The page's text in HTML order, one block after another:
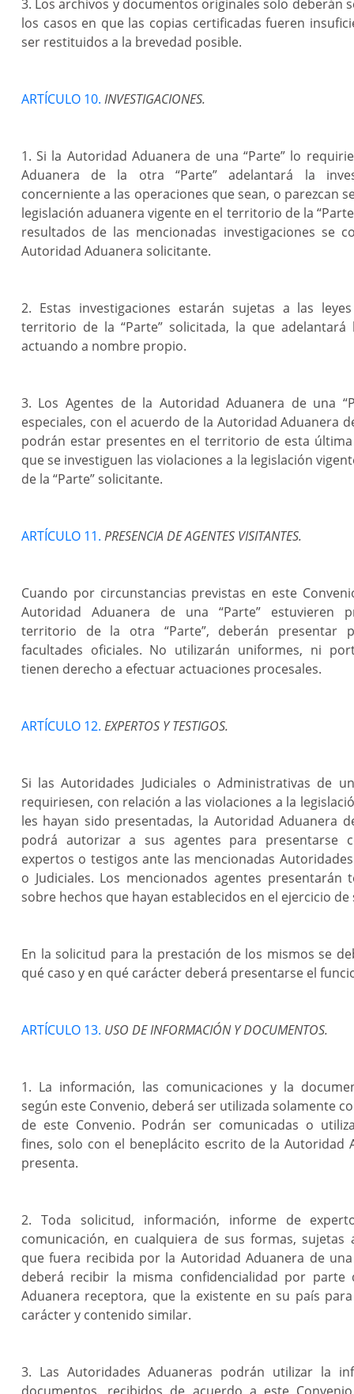
los casos en que las copias certificadas fueren
ser restituidos a la brevedad posible.
ARTÍCULO 10. INVESTIGACIONES.
1. Si la Autoridad Aduanera de una “Parte” lo
Aduanera de la otra “Parte” adelantará la
concerniente a las operaciones que sean, o parezcan
legislación aduanera vigente en el territorio de la
resultados de las mencionadas investigaciones se
Autoridad Aduanera solicitante.
2. Estas investigaciones estarán sujetas a las
territorio de la “Parte” solicitada, la que adelantará
actuando a nombre propio.
3. Los Agentes de la Autoridad Aduanera de una
especiales, con el acuerdo de la Autoridad Aduanera
podrán estar presentes en el territorio de esta
que se investiguen las violaciones a la legislación
de la “Parte” solicitante.
ARTÍCULO 11. PRESENCIA DE AGENTES VISITANTES.
Cuando por circunstancias previstas en este
Autoridad Aduanera de una “Parte” estuvieren
territorio de la otra “Parte”, deberán presentar
facultades oficiales. No utilizarán uniformes, ni
tienen derecho a efectuar actuaciones procesales.
ARTÍCULO 12. EXPERTOS Y TESTIGOS.
Si las Autoridades Judiciales o Administrativas de
requiriesen, con relación a las violaciones a la
les hayan sido presentadas, la Autoridad Aduanera
podrá autorizar a sus agentes para presentarse
expertos o testigos ante las mencionadas
o Judiciales. Los mencionados agentes presentarán
sobre hechos que hayan establecidos en el ejercicio de
En la solicitud para la prestación de los mismos se
qué caso y en qué carácter deberá presentarse el
ARTÍCULO 13. USO DE INFORMACIÓN Y DOCUMENTOS.
1. La información, las comunicaciones y la
según este Convenio, deberá ser utilizada solamente
de este Convenio. Podrán ser comunicadas o
fines, solo con el beneplácito escrito de la Autoridad
presenta.
2. Toda solicitud, información, informe de
comunicación, en cualquiera de sus formas, sujetas
que fuera recibida por la Autoridad Aduanera de una
deberá recibir la misma confidencialidad por parte
Aduanera receptora, que la existente en su país
carácter y contenido similar.
3. Las Autoridades Aduaneras podrán utilizar la